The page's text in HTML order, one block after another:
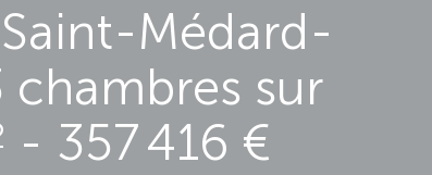
Médard-
sur
- 357 416 €